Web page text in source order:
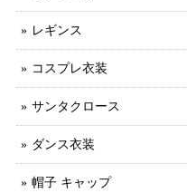
レギンス
コスプレ衣装
サンタクロース
ダンス衣装
帽子 キャップ